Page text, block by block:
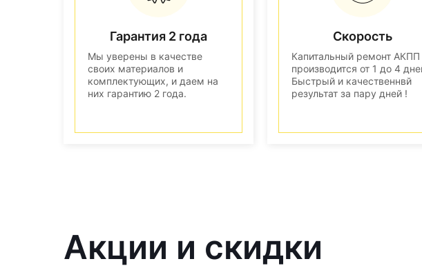
Гарантия 2 года
Мы уверены в качестве
своих материалов и
комплектующих, и даем на
них гарантию 2 года.
Скорость
Капитальный ремонт АКПП
производится от 1 до 4
Быстрый и качественнвй
результат за пару дней !
Акции и скидки